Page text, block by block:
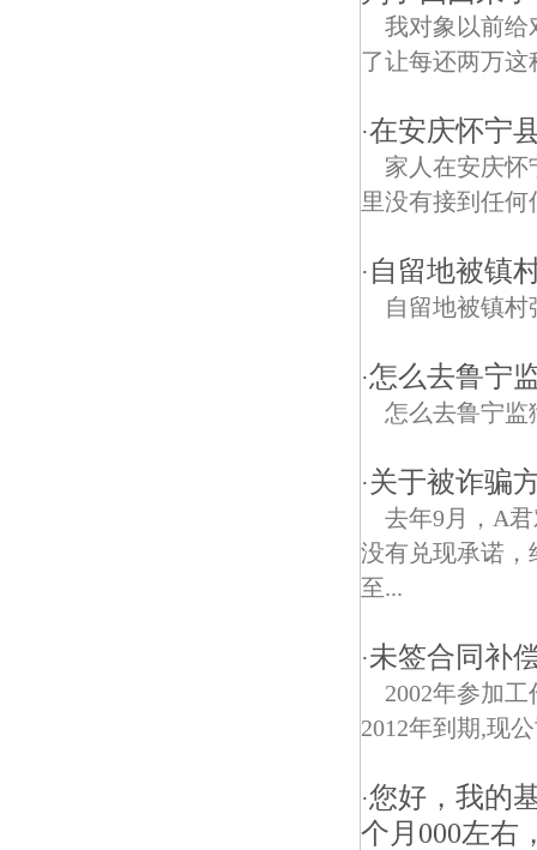
我对象以前给
了让每还两万
·在安庆怀宁
家人在安庆
里没有接到任
· 自留地被镇
自留地被镇
·怎么去鲁宁
怎么去鲁宁监
·关于被诈骗
去年9月，A
没有兑现承诺，
至...
·未签合同补
2002年参加
2012年到期,现
·您好，我的
个月000左右